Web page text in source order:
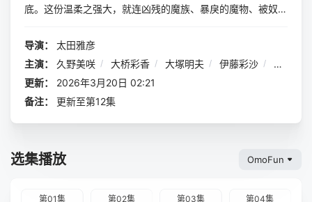
底。这份温柔之强大，就连凶残的魔族、暴戾的魔物、被奴役
这副模样，让魔王担心得不得了，哪还有心思去侵略啊。看到
是开始对她进行各种试炼。然而贾希尚未察觉，这些试炼反而
会让瞳的温柔之心愈发闪耀……而瞳的这份温柔，正在这个毫
不温柔的世界里激起阵阵涟漪——
导演：
太田雅彦
主演：
久野美咲 / 大桥彩香 / 大塚明夫 / 伊藤彩沙 /
石原夏织
更新：
2026年3月20日 02:21
备注：
更新至第12集
选集播放 OmoFun
第01集 第02集 第03集 第04集